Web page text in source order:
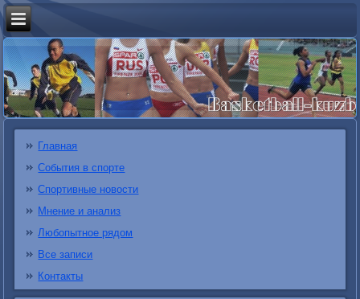
Главная
События в спорте
Спортивные новости
Мнение и анализ
Любопытное рядом
Все записи
Контакты